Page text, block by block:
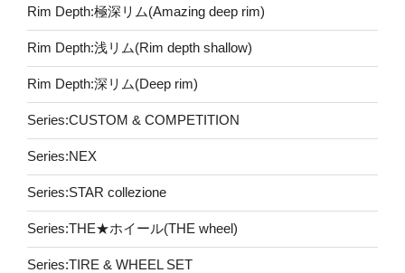
Rim Depth:極深リム(Amazing deep rim)
Rim Depth:浅リム(Rim depth shallow)
Rim Depth:深リム(Deep rim)
Series:CUSTOM & COMPETITION
Series:NEX
Series:STAR collezione
Series:THE★ホイール(THE wheel)
Series:TIRE & WHEEL SET